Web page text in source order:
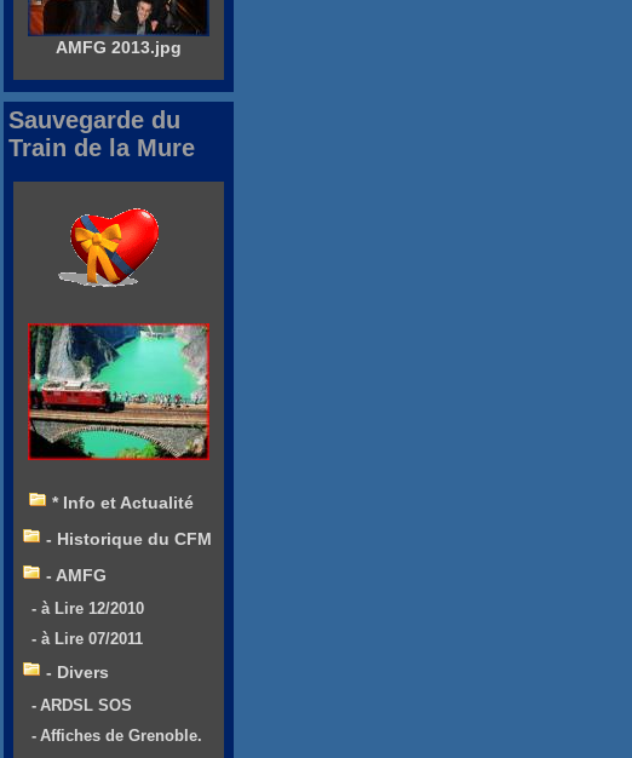
AMFG 2013.jpg
Sauvegarde du
Train de la Mure
* Info et Actualité
- Historique du CFM
- AMFG
- à Lire 12/2010
- à Lire 07/2011
- Divers
- ARDSL SOS
- Affiches de Grenoble.